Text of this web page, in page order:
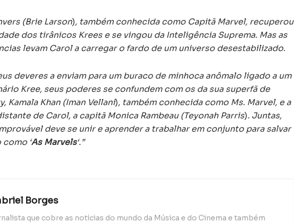
(Brie Larson), também conhecida como Capitã Marvel, recuperou
dos tirânicos Krees e se vingou da Inteligência Suprema. Mas as
levam Carol a carregar o fardo de um universo desestabilizado.
deveres a enviam para um buraco de minhoca anômalo ligado a um
Kree, seus poderes se confundem com os da sua superfã de
Kamala Khan (Iman Vellani), também conhecida como Ms. Marvel, e a
de Carol, a capitã Monica Rambeau (Teyonah Parris). Juntas,
deve se unir e aprender a trabalhar em conjunto para salvar
‘As Marvels‘.”
Borges
que cobre as notícias do mundo da Música e do Cinema e também